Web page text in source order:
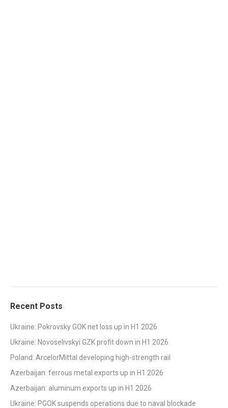
Recent Posts
Ukraine: Pokrovsky GOK net loss up in H1 2026
Ukraine: Novoselivskyi GZK profit down in H1 2026
Poland: ArcelorMittal developing high-strength rail
Azerbaijan: ferrous metal exports up in H1 2026
Azerbaijan: aluminum exports up in H1 2026
Ukraine: PGOK suspends operations due to naval blockade